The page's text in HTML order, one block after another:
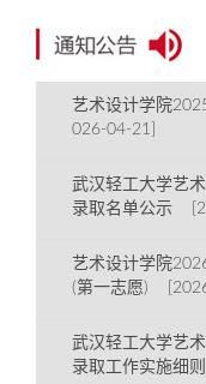
艺术设计学院
026-04-21]
武汉轻工大学艺
录取名单公示
艺术设计学院
(第一志愿)
武汉轻工大学艺
录取工作实施细